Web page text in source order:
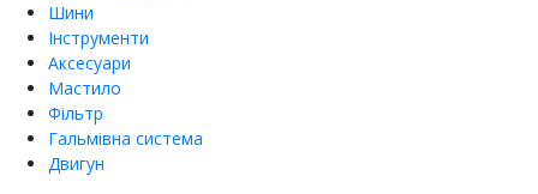
Шини
Інструменти
Аксесуари
Мастило
Фільтр
Гальмівна система
Двигун